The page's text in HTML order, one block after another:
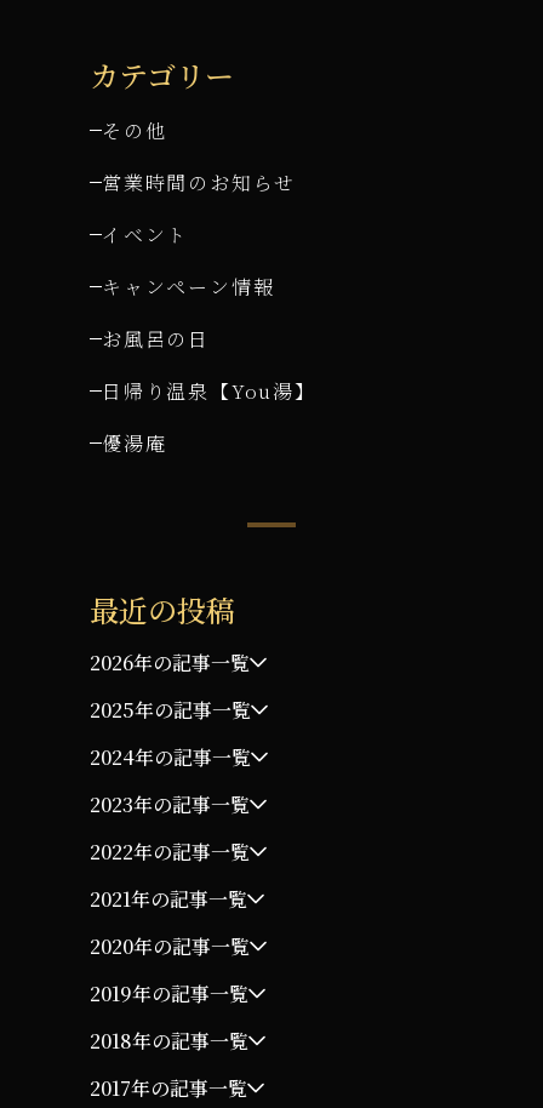
カテゴリー
その他
営業時間のお知らせ
イベント
キャンペーン情報
お風呂の日
日帰り温泉【You湯】
優湯庵
最近の投稿
2026年の記事一覧
2025年の記事一覧
2024年の記事一覧
2023年の記事一覧
2022年の記事一覧
2021年の記事一覧
2020年の記事一覧
2019年の記事一覧
2018年の記事一覧
2017年の記事一覧